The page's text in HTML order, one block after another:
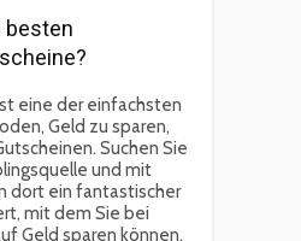
besten
eine der einfachsten
Geld zu sparen,
Suchen Sie
und mit
dort ein fantastischer
mit dem Sie bei
Geld sparen können.